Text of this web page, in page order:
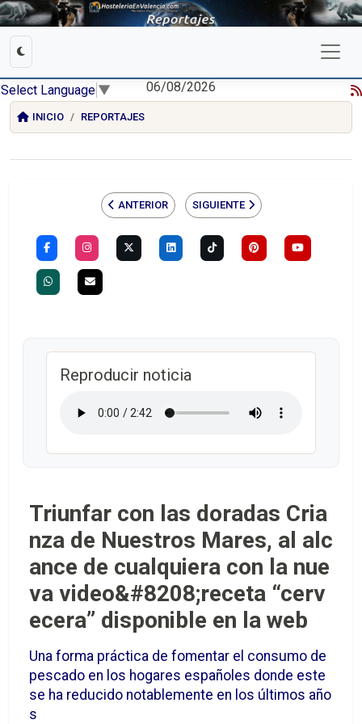
Select Language ▼ 06/08/2026
INICIO REPORTAJES
ANTERIOR SIGUIENTE
Reproducir noticia
Triunfar con las doradas Cria
nza de Nuestros Mares, al alc
ance de cualquiera con la nue
va video&#8208;receta “cerv
ecera” disponible en la web
Una forma práctica de fomentar el consumo de
pescado en los hogares españoles donde este
se ha reducido notablemente en los últimos año
s